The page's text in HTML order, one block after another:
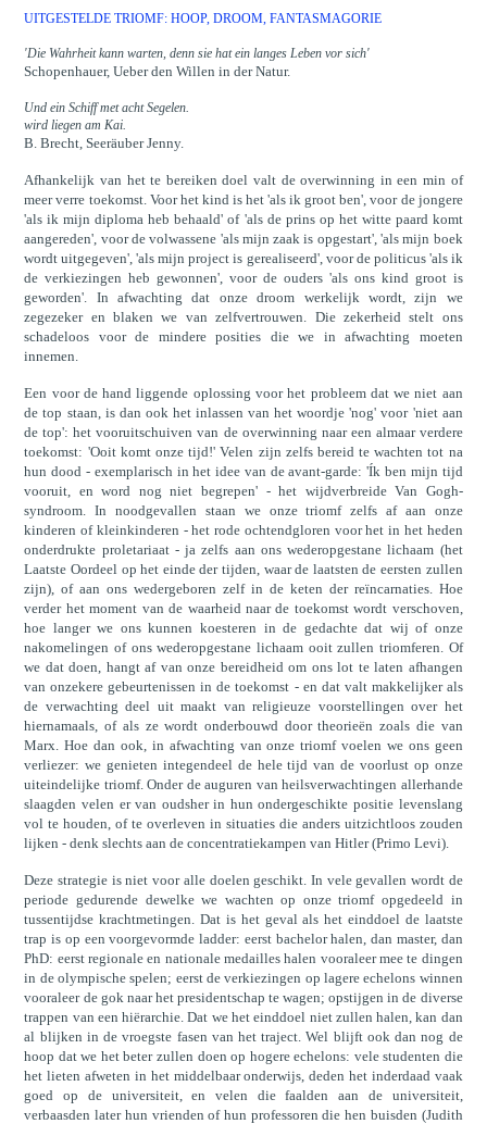
UITGESTELDE TRIOMF: HOOP, DROOM, FANTASMAGORIE
'Die Wahrheit kann warten, denn sie hat ein langes Leben vor sich'
Schopenhauer, Ueber den Willen in der Natur.
Und ein Schiff met acht Segelen.
wird liegen am Kai.
B. Brecht, Seeräuber Jenny.
Afhankelijk van het te bereiken doel valt de overwinning in een min of
meer verre toekomst. Voor het kind is het 'als ik groot ben', voor de jongere
'als ik mijn diploma heb behaald' of 'als de prins op het witte paard komt
aangereden', voor de volwassene 'als mijn zaak is opgestart', 'als mijn boek
wordt uitgegeven', 'als mijn project is gerealiseerd', voor de politicus 'als ik
de verkiezingen heb gewonnen', voor de ouders 'als ons kind groot is
geworden'. In afwachting dat onze droom werkelijk wordt, zijn we
zegezeker en blaken we van zelfvertrouwen. Die zekerheid stelt ons
schadeloos voor de mindere posities die we in afwachting moeten
innemen.
Een voor de hand liggende oplossing voor het probleem dat we niet aan
de top staan, is dan ook het inlassen van het woordje 'nog' voor 'niet aan
de top': het vooruitschuiven van de overwinning naar een almaar verdere
toekomst: 'Ooit komt onze tijd!' Velen zijn zelfs bereid te wachten tot na
hun dood - exemplarisch in het idee van de avant-garde: 'Ík ben mijn tijd
vooruit, en word nog niet begrepen' - het wijdverbreide Van Gogh-
syndroom. In noodgevallen staan we onze triomf zelfs af aan onze
kinderen of kleinkinderen - het rode ochtendgloren voor het in het heden
onderdrukte proletariaat - ja zelfs aan ons wederopgestane lichaam (het
Laatste Oordeel op het einde der tijden, waar de laatsten de eersten zullen
zijn), of aan ons wedergeboren zelf in de keten der reïncarnaties. Hoe
verder het moment van de waarheid naar de toekomst wordt verschoven,
hoe langer we ons kunnen koesteren in de gedachte dat wij of onze
nakomelingen of ons wederopgestane lichaam ooit zullen triomferen. Of
we dat doen, hangt af van onze bereidheid om ons lot te laten afhangen
van onzekere gebeurtenissen in de toekomst - en dat valt makkelijker als
de verwachting deel uit maakt van religieuze voorstellingen over het
hiernamaals, of als ze wordt onderbouwd door theorieën zoals die van
Marx. Hoe dan ook, in afwachting van onze triomf voelen we ons geen
verliezer: we genieten integendeel de hele tijd van de voorlust op onze
uiteindelijke triomf. Onder de auguren van heilsverwachtingen allerhande
slaagden velen er van oudsher in hun ondergeschikte positie levenslang
vol te houden, of te overleven in situaties die anders uitzichtloos zouden
lijken - denk slechts aan de concentratiekampen van Hitler (Primo Levi).
Deze strategie is niet voor alle doelen geschikt. In vele gevallen wordt de
periode gedurende dewelke we wachten op onze triomf opgedeeld in
tussentijdse krachtmetingen. Dat is het geval als het einddoel de laatste
trap is op een voorgevormde ladder: eerst bachelor halen, dan master, dan
PhD: eerst regionale en nationale medailles halen vooraleer mee te dingen
in de olympische spelen; eerst de verkiezingen op lagere echelons winnen
vooraleer de gok naar het presidentschap te wagen; opstijgen in de diverse
trappen van een hiërarchie. Dat we het einddoel niet zullen halen, kan dan
al blijken in de vroegste fasen van het traject. Wel blijft ook dan nog de
hoop dat we het beter zullen doen op hogere echelons: vele studenten die
het lieten afweten in het middelbaar onderwijs, deden het inderdaad vaak
goed op de universiteit, en velen die faalden aan de universiteit,
verbaasden later hun vrienden of hun professoren die hen buisden (Judith